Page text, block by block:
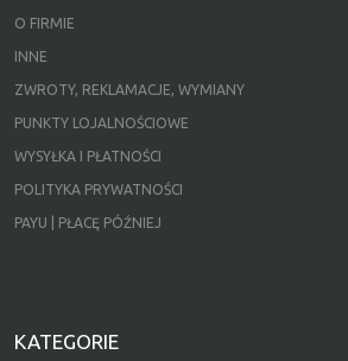
O FIRMIE
INNE
ZWROTY, REKLAMACJE, WYMIANY
PUNKTY LOJALNOŚCIOWE
WYSYŁKA I PŁATNOŚCI
POLITYKA PRYWATNOŚCI
PAYU | PŁACĘ PÓŹNIEJ
KATEGORIE